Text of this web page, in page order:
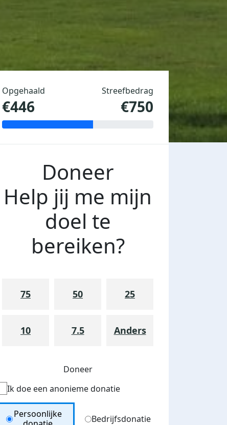
Opgehaald
€446
Streefbedrag
€750
Doneer
Help jij me mijn
doel te
bereiken?
75 50 25
10 7.5 Anders
Doneer
Ik doe een anonieme donatie
Donation Type
Persoonlijke
Bedrijfsdonatie